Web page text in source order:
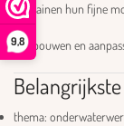
9,8
Ze trainen hun fijne
Het bouwen en
thema: